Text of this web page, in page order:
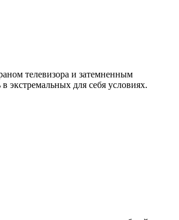
телевизора и затемненным
экстремальных для себя условиях.